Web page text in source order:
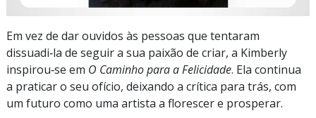
Em vez de dar ouvidos às pessoas que tentaram
dissuadi‑la de seguir a sua paixão de criar, a Kimberly
inspirou‑se em O Caminho para a Felicidade. Ela continua
a praticar o seu ofício, deixando a crítica para trás, com
um futuro como uma artista a florescer e prosperar.